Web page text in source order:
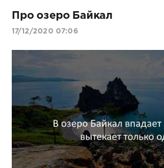
Про озеро Байкал
17/12/2020 07:06